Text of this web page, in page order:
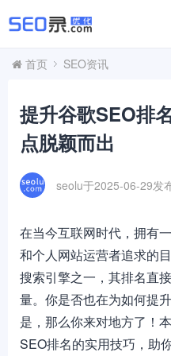
首页 SEO资讯
提升谷歌SEO排
点脱颖而出
seolu于2025-06-29发
在当今互联网时代，拥有
和个人网站运营者追求的
搜索引擎之一，其排名直
量。你是否也在为如何提升
是，那么你来对地方了！
SEO排名的实用技巧，助